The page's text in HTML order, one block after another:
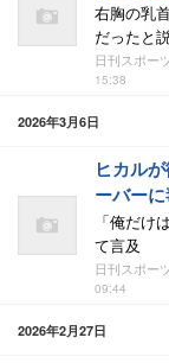
右胸の乳
だったと
日刊スポー
15:38
2026年3月6日
ヒカル
ーバー
「俺だけ
て言及
日刊スポー
09:44
2026年2月27日